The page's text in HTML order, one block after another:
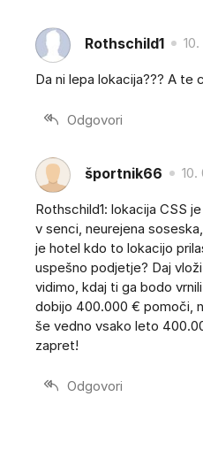
Rothschild1
Da ni lepa lokacija??? A te
Odgovori
športnik66 10.
Rothschild1: lokacija CSS
v senci, neurejena
je hotel kdo to lokacijo
uspešno podjetje? Daj
vidimo, kdaj ti ga bodo
dobijo 400.000 € pomoči,
še vedno vsako leto
zapret!
Odgovori